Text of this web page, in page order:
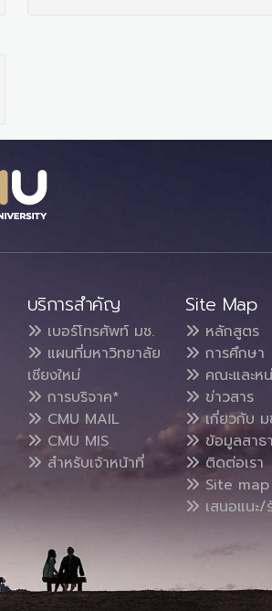
บริการสำคัญ
เบอร์โทรศัพท์ มช.
แผนที่มหาวิทยาลัย
เชียงใหม่
การบริจาค*
CMU MAIL
CMU MIS
สำหรับเจ้าหน้าที่
Site Map
หลักสูตร
การศึกษา
คณะและห
ข่าวสาร
เกี่ยวกับ ม
ข้อมูลสาธ
ติดต่อเรา
Site map
เสนอแนะ/